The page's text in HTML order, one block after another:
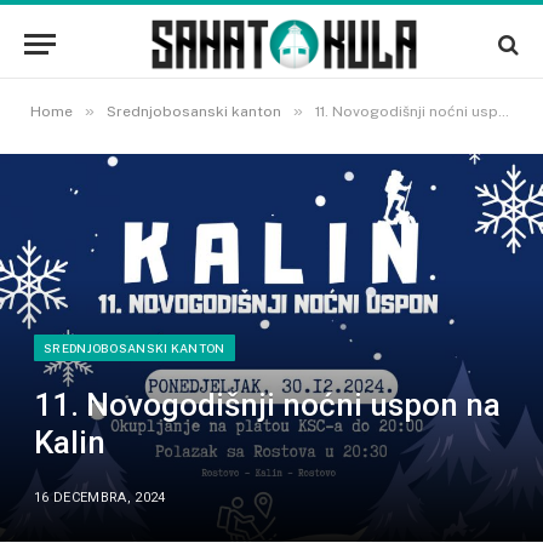
Home » Srednjobosanski kanton » 11. Novogodišnji noćni uspon na Kalin
SREDNJOBOSANSKI KANTON
11. Novogodišnji noćni uspon na
Kalin
16 DECEMBRA, 2024